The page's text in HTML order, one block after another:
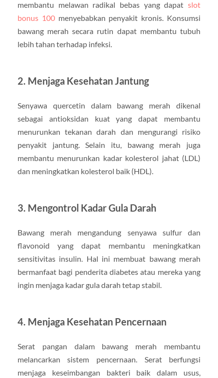
membantu melawan radikal bebas yang dapatslot
bonus 100menyebabkan penyakit kronis. Konsumsi
bawang merah secara rutin dapat membantu tubuh
lebih tahan terhadap infeksi.
2. Menjaga Kesehatan Jantung
Senyawa quercetin dalam bawang merah dikenal
sebagai antioksidan kuat yang dapat membantu
menurunkan tekanan darah dan mengurangi risiko
penyakit jantung. Selain itu, bawang merah juga
membantu menurunkan kadar kolesterol jahat (LDL)
dan meningkatkan kolesterol baik (HDL).
3. Mengontrol Kadar Gula Darah
Bawang merah mengandung senyawa sulfur dan
flavonoid yang dapat membantu meningkatkan
sensitivitas insulin. Hal ini membuat bawang merah
bermanfaat bagi penderita diabetes atau mereka yang
ingin menjaga kadar gula darah tetap stabil.
4. Menjaga Kesehatan Pencernaan
Serat pangan dalam bawang merah membantu
melancarkan sistem pencernaan. Serat berfungsi
menjaga keseimbangan bakteri baik dalam usus,